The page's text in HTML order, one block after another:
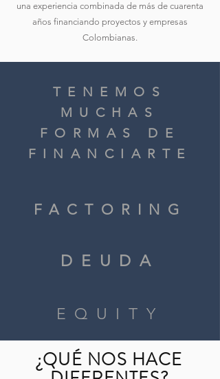
¿QUÉ NOS HACE
una experiencia combinada de más de cuarenta
años financiando proyectos y empresas
Colombianas.
TENEMOS
MUCHAS
FORMAS DE
FINANCIARTE
FACTORING
DEUDA
EQUITY